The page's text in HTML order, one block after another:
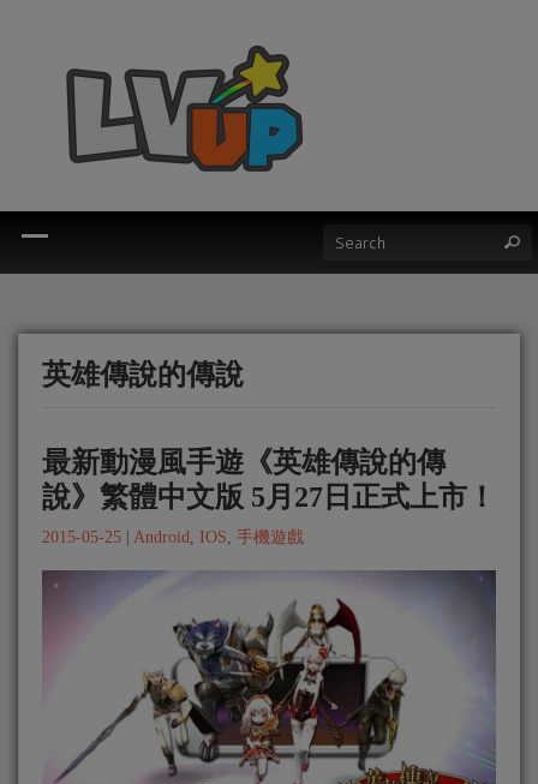
英雄傳說的傳說
最新動漫風手遊《英雄傳說的傳
說》繁體中文版 5月27日正式上市！
2015-05-25 Android, IOS, 手機遊戲